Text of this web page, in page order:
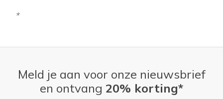
Meld je aan voor onze nieuwsbrief
en ontvang 20% korting*